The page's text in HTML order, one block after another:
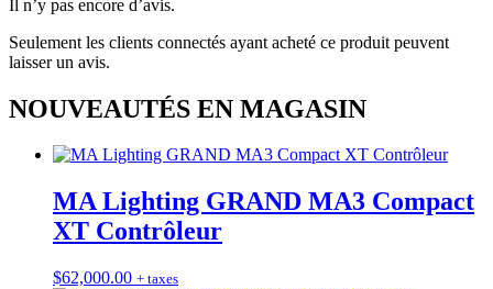
Il n’y pas encore d’avis.
Seulement les clients connectés ayant acheté ce produit peuvent
laisser un avis.
NOUVEAUTÉS EN MAGASIN
MA Lighting GRAND MA3 Compact
XT Contrôleur
$62,000.00 + taxes